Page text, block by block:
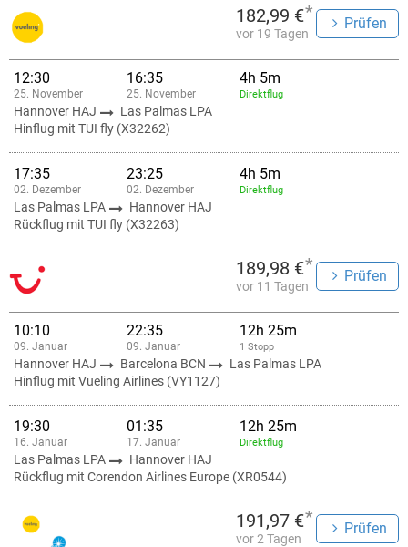
182,99 €*
vor 19 Tagen
Prüfen
12:30
25. November
16:35
25. November
4h 5m
Direktflug
Hannover HAJ
Las Palmas LPA
Hinflug mit TUI fly (X32262)
17:35
02. Dezember
23:25
02. Dezember
4h 5m
Direktflug
Las Palmas LPA
Hannover HAJ
Rückflug mit TUI fly (X32263)
189,98 €*
vor 11 Tagen
Prüfen
10:10
09. Januar
22:35
09. Januar
12h 25m
1 Stopp
Hannover HAJ Barcelona BCN
Las Palmas LPA
Hinflug mit Vueling Airlines (VY1127)
19:30
16. Januar
01:35
17. Januar
12h 25m
Direktflug
Las Palmas LPA
Hannover HAJ
Rückflug mit Corendon Airlines Europe (XR0544)
191,97 €*
vor 2 Tagen
Prüfen